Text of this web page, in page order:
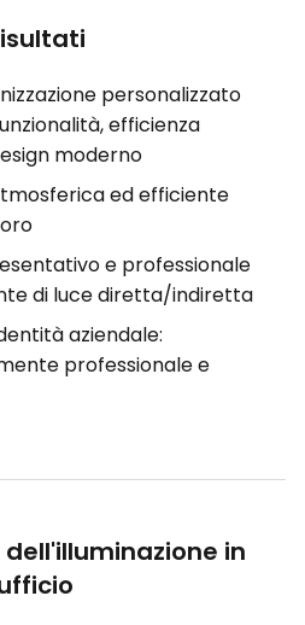
personalizzato
efficienza
moderno
ed efficiente
e professionale
di luce diretta/indiretta
aziendale:
professionale e
in